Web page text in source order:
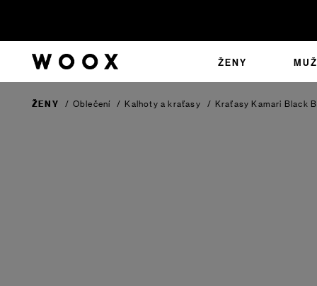
ŽENY MUŽI
ŽENY / Oblečení / Kalhoty a kraťasy / Kraťasy Kamari Black